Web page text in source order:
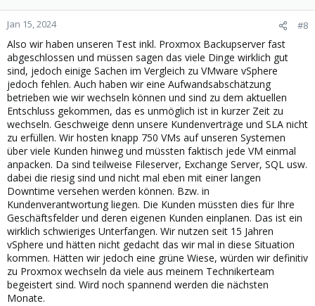
o
n
s
:
Jan 15, 2024 #8
Also wir haben unseren Test inkl. Proxmox Backupserver fast
abgeschlossen und müssen sagen das viele Dinge wirklich gut
sind, jedoch einige Sachen im Vergleich zu VMware vSphere
jedoch fehlen. Auch haben wir eine Aufwandsabschätzung
betrieben wie wir wechseln können und sind zu dem aktuellen
Entschluss gekommen, das es unmöglich ist in kurzer Zeit zu
wechseln. Geschweige denn unsere Kundenverträge und SLA nicht
zu erfüllen. Wir hosten knapp 750 VMs auf unseren Systemen
über viele Kunden hinweg und müssten faktisch jede VM einmal
anpacken. Da sind teilweise Fileserver, Exchange Server, SQL usw.
dabei die riesig sind und nicht mal eben mit einer langen
Downtime versehen werden können. Bzw. in
Kundenverantwortung liegen. Die Kunden müssten dies für Ihre
Geschäftsfelder und deren eigenen Kunden einplanen. Das ist ein
wirklich schwieriges Unterfangen. Wir nutzen seit 15 Jahren
vSphere und hätten nicht gedacht das wir mal in diese Situation
kommen. Hätten wir jedoch eine grüne Wiese, würden wir definitiv
zu Proxmox wechseln da viele aus meinem Technikerteam
begeistert sind. Wird noch spannend werden die nächsten
Monate.